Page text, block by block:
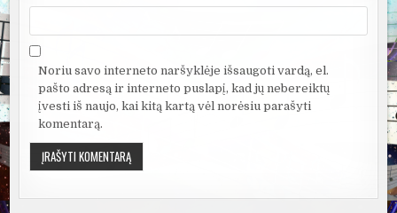
Noriu savo interneto naršyklėje išsaugoti vardą, el.
pašto adresą ir interneto puslapį, kad jų nebereiktų
įvesti iš naujo, kai kitą kartą vėl norėsiu parašyti
komentarą.